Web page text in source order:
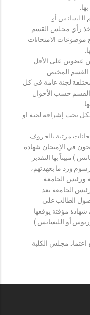
الليسانس أو
رأي مجلس القسم
موضوعات الامتحانات
عضوين على الأقل
القسم المختص.
لجنة عامة في كل
القسم حسب الأحوال
تحت إشرافه لجنة او
مرتبة بالحروف
في الإمتحان شهادة
) مبيناً بها التقدير
ورد ما بعهدتهم،
ورئيس الجامعة.
الجامعة بعد
الطالب على
مؤقتة يوقعها
أو الليسانس )
اعتماد مجلس الكلية